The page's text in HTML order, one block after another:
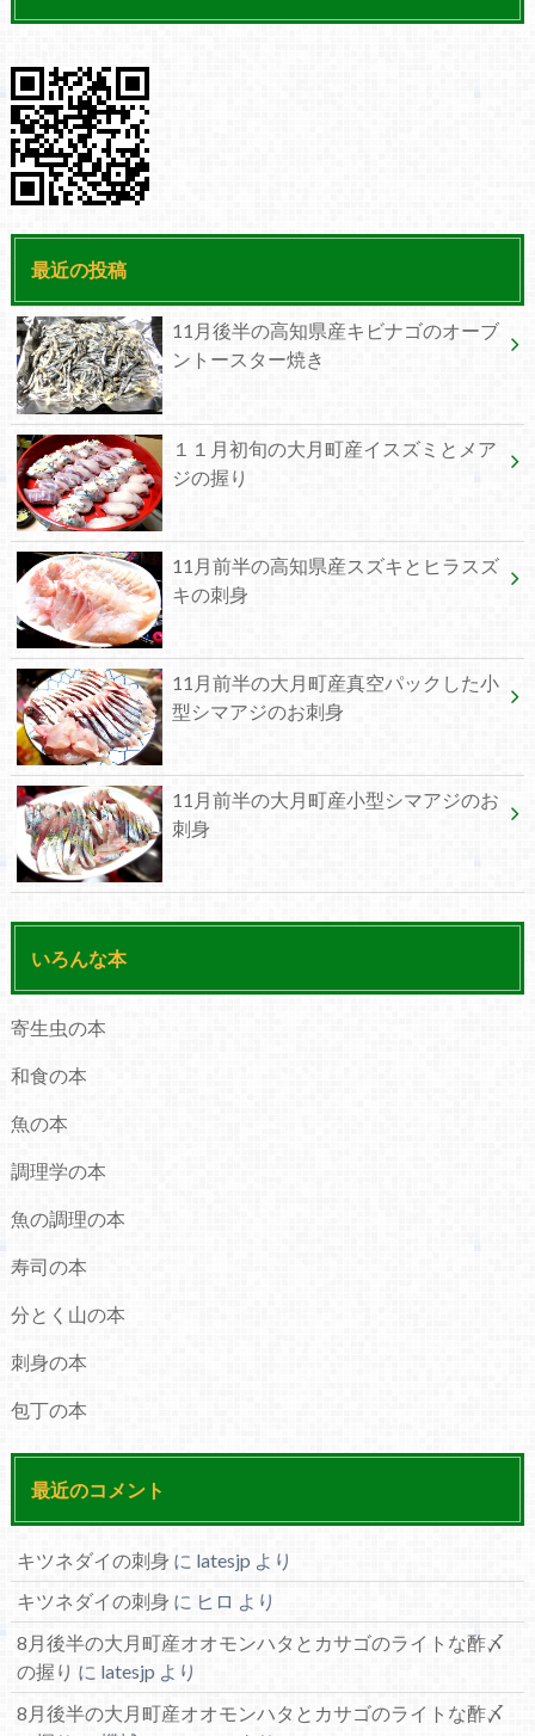
最近の投稿
11月後半の高知県産キビナゴのオーブ
ントースター焼き
１１月初旬の大月町産イスズミとメア
ジの握り
11月前半の高知県産スズキとヒラスズ
キの刺身
11月前半の大月町産真空パックした小
型シマアジのお刺身
11月前半の大月町産小型シマアジのお
刺身
いろんな本
寄生虫の本
和食の本
魚の本
調理学の本
魚の調理の本
寿司の本
分とく山の本
刺身の本
包丁の本
最近のコメント
キツネダイの刺身に latesjp より
キツネダイの刺身 に ヒロ より
8月後半の大月町産オオモンハタとカサゴのライトな酢〆
の握り に latesjp より
8月後半の大月町産オオモンハタとカサゴのライトな酢〆